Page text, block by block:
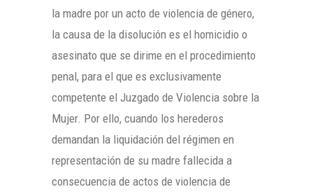
la madre por un acto de violencia de género,
la causa de la disolución es el homicidio o
asesinato que se dirime en el procedimiento
penal, para el que es exclusivamente
competente el Juzgado de Violencia sobre la
Mujer. Por ello, cuando los herederos
demandan la liquidación del régimen en
representación de su madre fallecida a
consecuencia de actos de violencia de